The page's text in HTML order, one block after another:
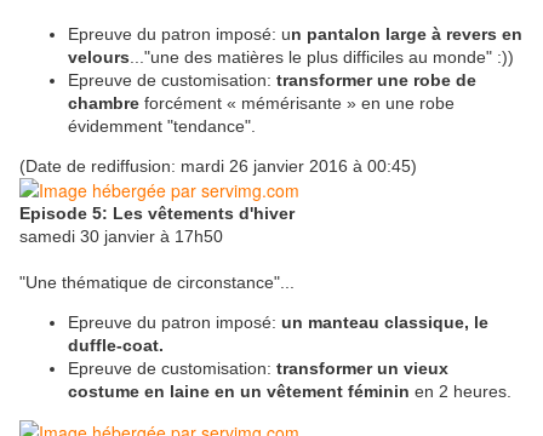
Epreuve du patron imposé: un pantalon large à revers en
velours ..."une des matières le plus difficiles au monde" :))
Epreuve de customisation: transformer une robe de
chambre forcément « mémérisante » en une robe
évidemment "tendance".
(Date de rediffusion: mardi 26 janvier 2016 à 00:45)
Episode 5: Les vêtements d'hiver
samedi 30 janvier à 17h50
"Une thématique de circonstance"...
Epreuve du patron imposé: un manteau classique, le
duffle-coat.
Epreuve de customisation: transformer un vieux
costume en laine en un vêtement féminin en 2 heures.